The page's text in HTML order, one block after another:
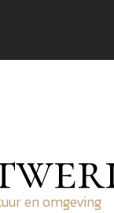
en omgeving